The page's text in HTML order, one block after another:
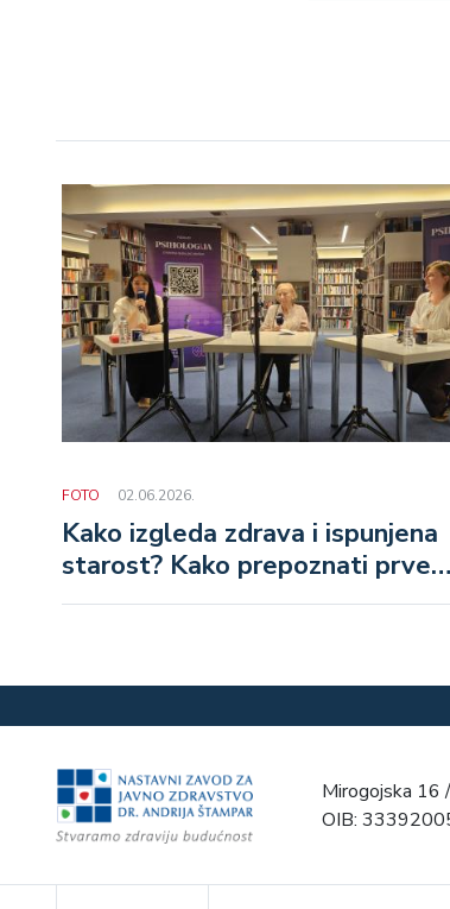
FOTO 02.06.2026.
Kako izgleda zdrava i ispunjena
starost? Kako prepoznati prve
znakove demencije i zašto je
Mirogojska
OIB: